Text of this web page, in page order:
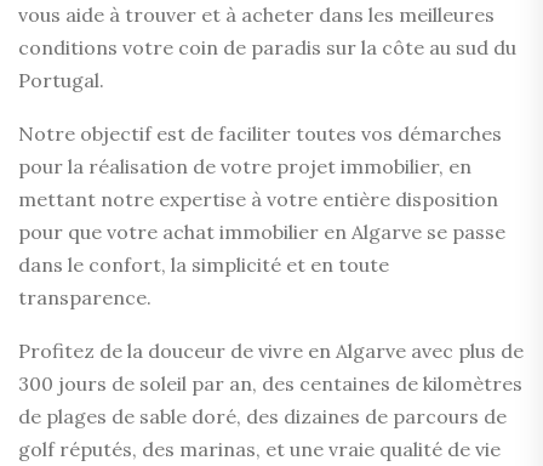
vous aide à trouver et à acheter dans les meilleures
conditions votre coin de paradis sur la côte au sud du
Portugal.
Notre objectif est de faciliter toutes vos démarches
pour la réalisation de votre projet immobilier, en
mettant notre expertise à votre entière disposition
pour que votre achat immobilier en Algarve se passe
dans le confort, la simplicité et en toute
transparence.
Profitez de la douceur de vivre en Algarve avec plus de
300 jours de soleil par an, des centaines de kilomètres
de plages de sable doré, des dizaines de parcours de
golf réputés, des marinas, et une vraie qualité de vie